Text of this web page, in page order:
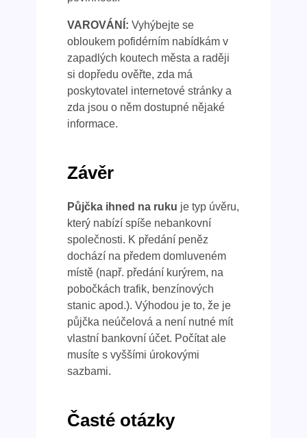
VAROVÁNÍ: Vyhýbejte se
obloukem pofidérním nabídkám v
zapadlých koutech města a raději
si dopředu ověřte, zda má
poskytovatel internetové stránky a
zda jsou o něm dostupné nějaké
informace.
Závěr
Půjčka ihned na ruku je typ úvěru,
který nabízí spíše nebankovní
společnosti. K předání peněz
dochází na předem domluveném
místě (např. předání kurýrem, na
pobočkách trafik, benzínových
stanic apod.). Výhodou je to, že je
půjčka neúčelová a není nutné mít
vlastní bankovní účet. Počítat ale
musíte s vyššími úrokovými
sazbami.
Časté otázky